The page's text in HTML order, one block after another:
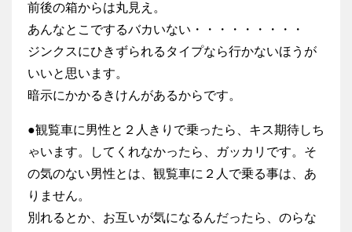
前後の箱からは丸見え。
あんなとこでするバカいない・・・・・・・・・
ジンクスにひきずられるタイプなら行かないほうが
いいと思います。
暗示にかかるきけんがあるからです。
●観覧車に男性と２人きりで乗ったら、キス期待しち
ゃいます。してくれなかったら、ガッカリです。そ
の気のない男性とは、観覧車に２人で乗る事は、あ
りません。
別れるとか、お互いが気になるんだったら、のらな